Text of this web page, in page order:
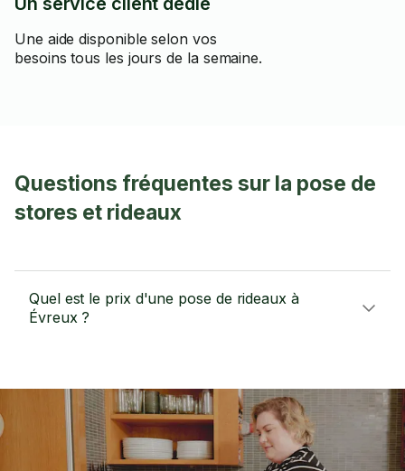
Une aide disponible selon vos
besoins tous les jours de la semaine.
Questions fréquentes sur la pose de
stores et rideaux
Quel est le prix d'une pose de rideaux à
Évreux ?